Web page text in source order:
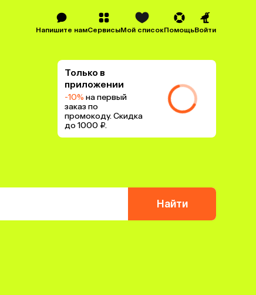
Напишите намСервисыМой списокПомощьВойти
Только в
приложении
-10% на первый
заказ по
промокоду. Скидка
до 1000 ₽.
Найти